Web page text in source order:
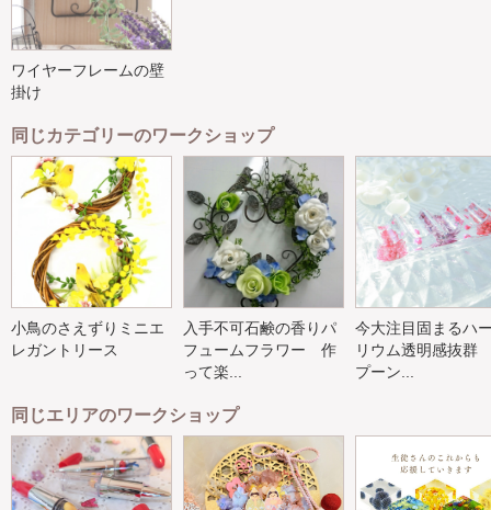
ワイヤーフレームの壁
掛け
同じカテゴリーのワークショップ
小鳥のさえずりミニエ
レガントリース
入手不可石鹸の香りパ
フュームフラワー 作
って楽...
今大注目固まるハ
リウム透明感抜群
プーン...
同じエリアのワークショップ